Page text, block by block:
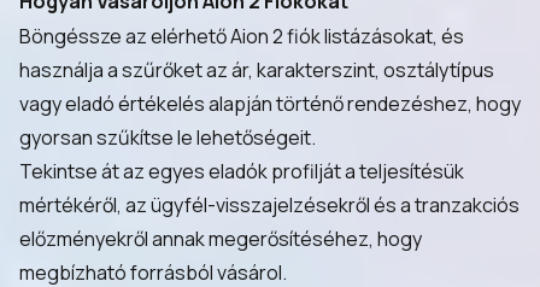
Böngéssze az elérhető Aion 2 fiók listázásokat, és
használja a szűrőket az ár, karakterszint, osztálytípus
vagy eladó értékelés alapján történő rendezéshez, hogy
gyorsan szűkítse le lehetőségeit.
Tekintse át az egyes eladók profilját a teljesítésük
mértékéről, az ügyfél-visszajelzésekről és a tranzakciós
előzményekről annak megerősítéséhez, hogy
megbízható forrásból vásárol.